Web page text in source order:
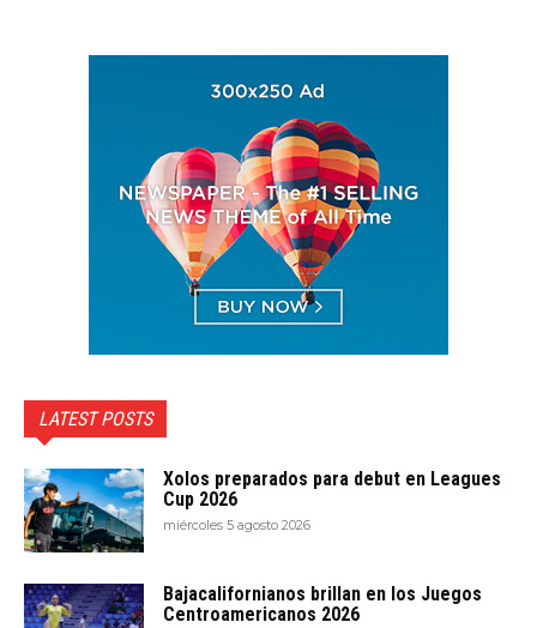
LATEST POSTS
Xolos preparados para debut en Leagues
Cup 2026
miércoles 5 agosto 2026
Bajacalifornianos brillan en los Juegos
Centroamericanos 2026